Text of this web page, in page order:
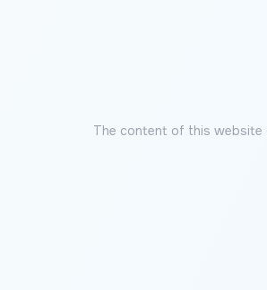
The content of this website